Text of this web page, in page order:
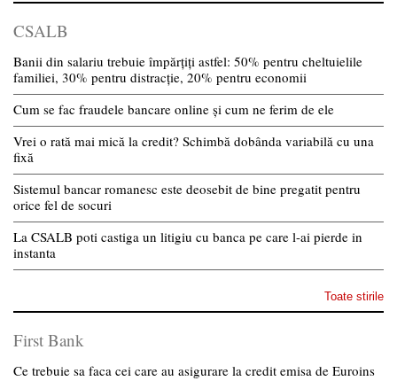
CSALB
Banii din salariu trebuie împărțiți astfel: 50% pentru cheltuielile
familiei, 30% pentru distracție, 20% pentru economii
Cum se fac fraudele bancare online și cum ne ferim de ele
Vrei o rată mai mică la credit? Schimbă dobânda variabilă cu una
fixă
Sistemul bancar romanesc este deosebit de bine pregatit pentru
orice fel de socuri
La CSALB poti castiga un litigiu cu banca pe care l-ai pierde in
instanta
Toate stirile
First Bank
Ce trebuie sa faca cei care au asigurare la credit emisa de Euroins